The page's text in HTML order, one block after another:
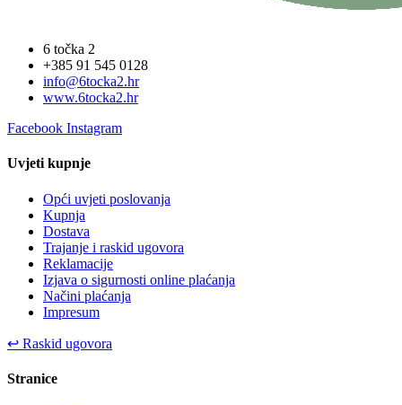
6 točka 2
+385 91 545 0128
info@6tocka2.hr
www.6tocka2.hr
Facebook Instagram
Uvjeti kupnje
Opći uvjeti poslovanja
Kupnja
Dostava
Trajanje i raskid ugovora
Reklamacije
Izjava o sigurnosti online plaćanja
Načini plaćanja
Impresum
↩ Raskid ugovora
Stranice